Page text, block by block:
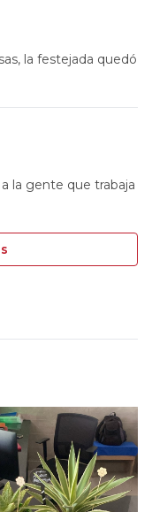
la festejada quedó
la gente que trabaja